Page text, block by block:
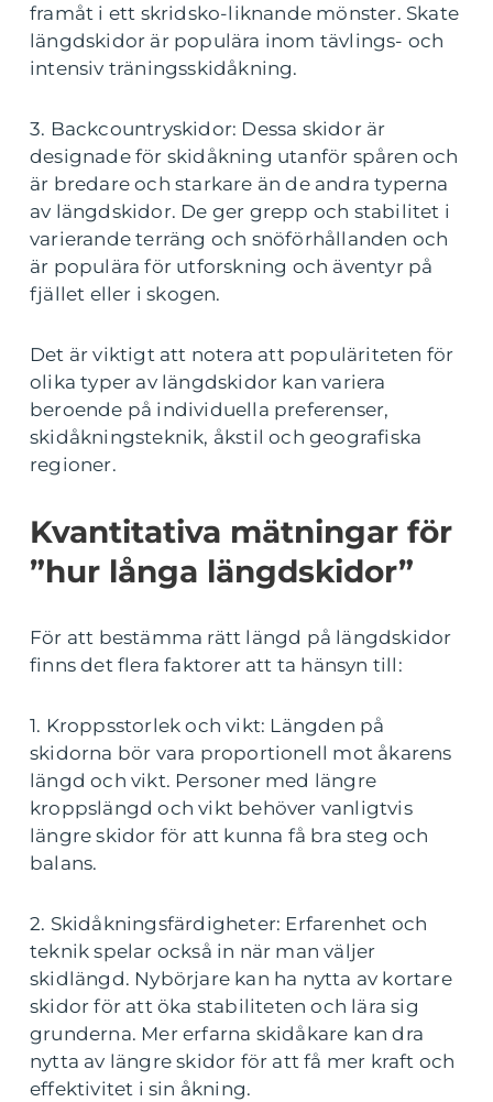
framåt i ett skridsko-liknande mönster. Skate
längdskidor är populära inom tävlings- och
intensiv träningsskidåkning.
3. Backcountryskidor: Dessa skidor är
designade för skidåkning utanför spåren och
är bredare och starkare än de andra typerna
av längdskidor. De ger grepp och stabilitet i
varierande terräng och snöförhållanden och
är populära för utforskning och äventyr på
fjället eller i skogen.
Det är viktigt att notera att populäriteten för
olika typer av längdskidor kan variera
beroende på individuella preferenser,
skidåkningsteknik, åkstil och geografiska
regioner.
Kvantitativa mätningar för
”hur långa längdskidor”
För att bestämma rätt längd på längdskidor
finns det flera faktorer att ta hänsyn till:
1. Kroppsstorlek och vikt: Längden på
skidorna bör vara proportionell mot åkarens
längd och vikt. Personer med längre
kroppslängd och vikt behöver vanligtvis
längre skidor för att kunna få bra steg och
balans.
2. Skidåkningsfärdigheter: Erfarenhet och
teknik spelar också in när man väljer
skidlängd. Nybörjare kan ha nytta av kortare
skidor för att öka stabiliteten och lära sig
grunderna. Mer erfarna skidåkare kan dra
nytta av längre skidor för att få mer kraft och
effektivitet i sin åkning.